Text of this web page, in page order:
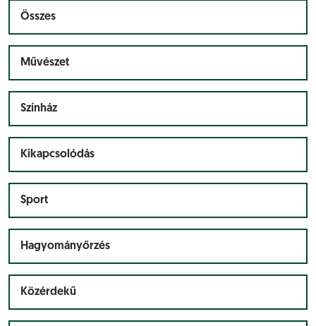
Összes
Művészet
Színház
Kikapcsolódás
Sport
Hagyományőrzés
Közérdekű